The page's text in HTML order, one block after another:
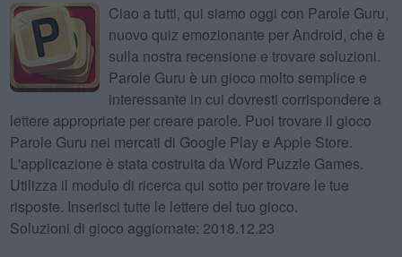
Ciao a tutti, qui siamo oggi con Parole Guru,
nuovo quiz emozionante per Android, che è
sulla nostra recensione e trovare soluzioni.
Parole Guru è un gioco molto semplice e
interessante in cui dovresti corrispondere a
lettere appropriate per creare parole. Puoi trovare il gioco
Parole Guru nei mercati di Google Play e Apple Store.
L'applicazione è stata costruita da Word Puzzle Games.
Utilizza il modulo di ricerca qui sotto per trovare le tue
risposte. Inserisci tutte le lettere del tuo gioco.
Soluzioni di gioco aggiornate: 2018.12.23